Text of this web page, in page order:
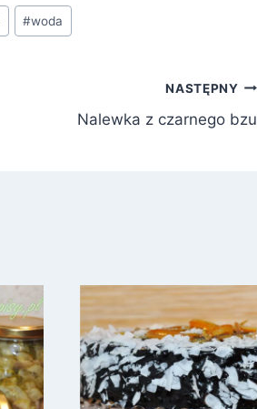
#woda
NASTĘPNY
Nalewka z czarnego bzu